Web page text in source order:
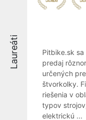
Laureáti
Pitbike.sk
predaj
určených
štvorkolky.
riešenia v
typov
elektrickú ...